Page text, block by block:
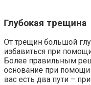
Глубокая трещина
От трещин большой
избавиться при
Более правильным
основание при
вас есть два пути –